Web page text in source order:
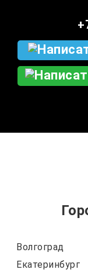
Волгоград
Екатеринбург